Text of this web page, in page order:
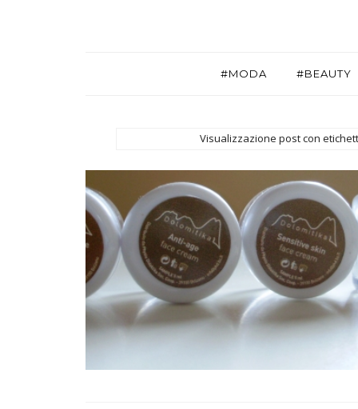
#MODA #BEAUTY
Visualizzazione post con